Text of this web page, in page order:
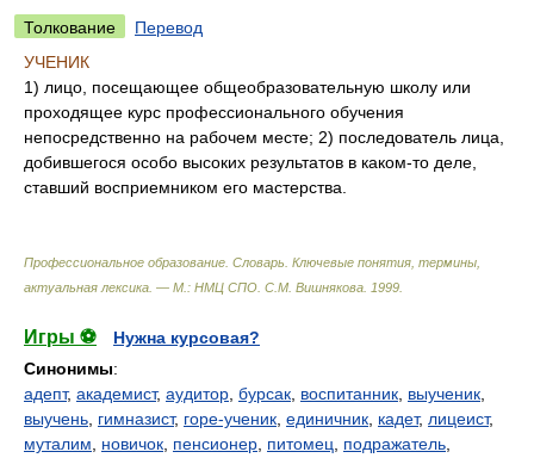
Толкование
Перевод
УЧЕНИК
1) лицо, посещающее общеобразовательную школу или
проходящее курс профессионального обучения
непосредственно на рабочем месте; 2) последователь лица,
добившегося особо высоких результатов в каком-то деле,
ставший восприемником его мастерства.
Профессиональное образование. Словарь. Ключевые понятия, термины,
актуальная лексика. — М.: НМЦ СПО С.М. Вишнякова 1999
Игры ⚽
Нужна курсовая?
Синонимы:
адепт, академист, аудитор бурсак воспитанник выученик
выучень гимназист, горе-ученик единичник кадет, лицеист,
муталим
новичок пенсионер питомец подражатель